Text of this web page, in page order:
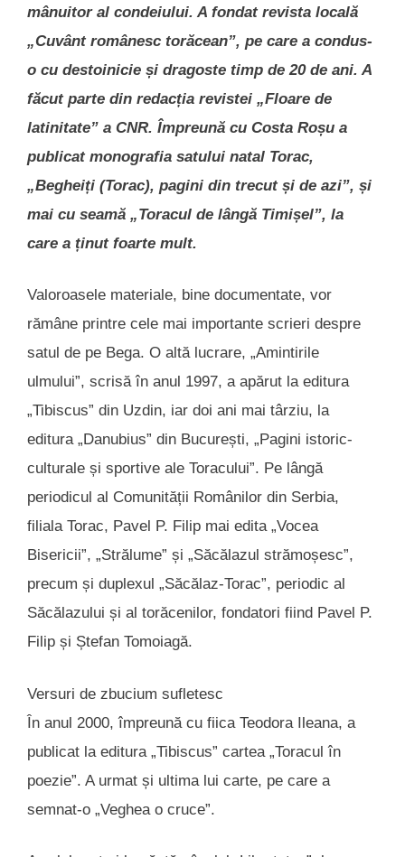
mânuitor al condeiului. A fondat revista locală
„Cuvânt românesc torăcean”, pe care a condus-
o cu destoinicie și dragoste timp de 20 de ani. A
făcut parte din redacția revistei „Floare de
latinitate” a CNR. Împreună cu Costa Roșu a
publicat monografia satului natal Torac,
„Begheiți (Torac), pagini din trecut și de azi”, și
mai cu seamă „Toracul de lângă Timișel”, la
care a ținut foarte mult.
Valoroasele materiale, bine documentate, vor
rămâne printre cele mai importante scrieri despre
satul de pe Bega. O altă lucrare, „Amintirile
ulmului”, scrisă în anul 1997, a apărut la editura
„Tibiscus” din Uzdin, iar doi ani mai târziu, la
editura „Danubius” din București, „Pagini istoric-
culturale și sportive ale Toracului”. Pe lângă
periodicul al Comunității Românilor din Serbia,
filiala Torac, Pavel P. Filip mai edita „Vocea
Bisericii”, „Strălume” și „Săcălazul strămoșesc”,
precum și duplexul „Săcălaz-Torac”, periodic al
Săcălazului și al torăcenilor, fondatori fiind Pavel P.
Filip și Ștefan Tomoiagă.
Versuri de zbucium sufletesc
În anul 2000, împreună cu fiica Teodora Ileana, a
publicat la editura „Tibiscus” cartea „Toracul în
poezie”. A urmat și ultima lui carte, pe care a
semnat-o „Veghea o cruce”.